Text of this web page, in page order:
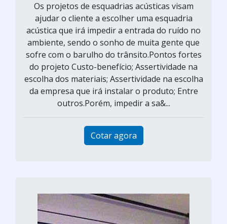
Os projetos de esquadrias acústicas visam
ajudar o cliente a escolher uma esquadria
acústica que irá impedir a entrada do ruído no
ambiente, sendo o sonho de muita gente que
sofre com o barulho do trânsito.Pontos fortes
do projeto Custo-benefício; Assertividade na
escolha dos materiais; Assertividade na escolha
da empresa que irá instalar o produto; Entre
outros.Porém, impedir a sa&...
Cotar agora